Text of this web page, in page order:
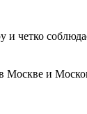
и четко
Москве и